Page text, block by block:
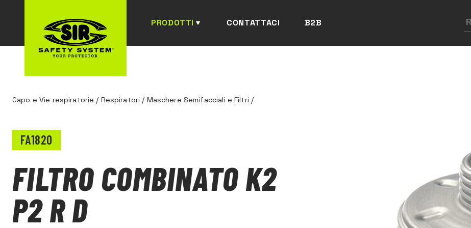
PRODOTTI CONTATTACI B2B
Capo e Vie respiratorie / Respiratori / Maschere Semifacciali e Filtri /
FA1820
FILTRO COMBINATO K2
P2 R D